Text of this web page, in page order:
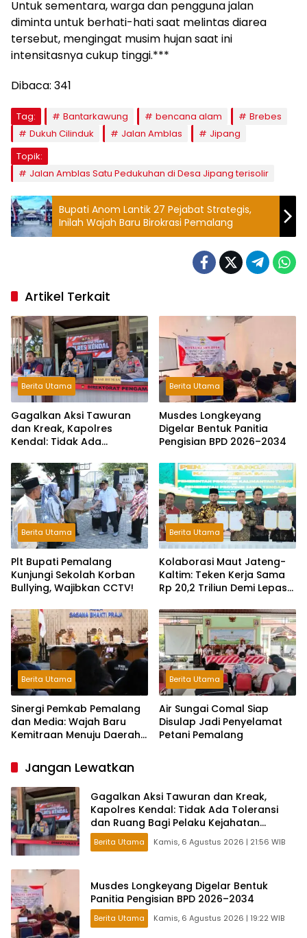
Untuk sementara, warga dan pengguna jalan
diminta untuk berhati-hati saat melintas diarea
tersebut, mengingat musim hujan saat ini
intensitasnya cukup tinggi.***
Dibaca: 341
Tag: Bantarkawung bencana alam
Brebes
Dukuh Cilinduk
Jalan Amblas
Jipang
Topik:
Jalan Amblas Satu Pedukuhan di Desa Jipang terisolir
Bupati Anom Lantik 27 Pejabat Strategis,
Inilah Wajah Baru Birokrasi Pemalang
Artikel Terkait
Berita Utama
Gagalkan Aksi Tawuran
dan Kreak, Kapolres
Kendal: Tidak Ada
Pelaku Kejahatan Jalanan
Berita Utama
Musdes Longkeyang
Digelar Bentuk Panitia
Pengisian BPD 2026–2034
Berita Utama
Plt Bupati Pemalang
Kunjungi Sekolah Korban
Bullying, Wajibkan CCTV!
Berita Utama
Kolaborasi Maut Jateng-
Kaltim: Teken Kerja Sama
Rp 20,2 Triliun Demi Lepas
Berita Utama
Sinergi Pemkab Pemalang
dan Media: Wajah Baru
Kemitraan Menuju Daerah
Berita Utama
Air Sungai Comal Siap
Disulap Jadi Penyelamat
Petani Pemalang
Jangan Lewatkan
Gagalkan Aksi Tawuran dan Kreak,
Kapolres Kendal: Tidak Ada Toleransi
dan Ruang Bagi Pelaku Kejahatan
Jalanan
Berita Utama Kamis, 6 Agustus 2026 | 21:56 WIB
Musdes Longkeyang Digelar Bentuk
Panitia Pengisian BPD 2026–2034
Berita Utama Kamis, 6 Agustus 2026 | 19:22 WIB